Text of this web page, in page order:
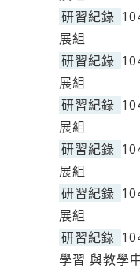
研習紀錄
展組
研習紀錄
展組
研習紀錄
展組
研習紀錄
展組
研習紀錄
展組
研習紀錄
學習 與教學